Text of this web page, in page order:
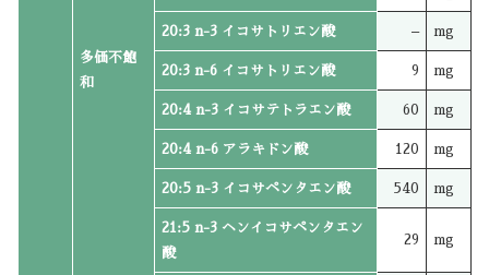
多価不飽
和
20:3 n-3 イコサトリエン酸 – mg
20:3 n-6 イコサトリエン酸 9 mg
20:4 n-3 イコサテトラエン酸 60 mg
20:4 n-6 アラキドン酸 120 mg
20:5 n-3 イコサペンタエン酸 540 mg
21:5 n-3 ヘンイコサペンタエン
酸
29 mg